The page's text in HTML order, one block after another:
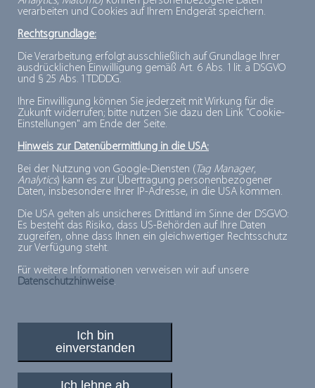
verarbeiten und Cookies auf Ihrem Endgerät speichern.
Rechtsgrundlage:
Die Verarbeitung erfolgt ausschließlich auf Grundlage Ihrer
ausdrücklichen Einwilligung gemäß Art. 6 Abs. 1 lit. a DSGVO
und § 25 Abs. 1 TDDDG.
Ihre Einwilligung können Sie jederzeit mit Wirkung für die
Zukunft widerrufen; bitte nutzen Sie dazu den Link "Cookie-
Einstellungen" am Ende der Seite.
Hinweis zur Datenübermittlung in die USA:
Bei der Nutzung von Google-Diensten (Tag Manager,
Analytics) kann es zur Übertragung personenbezogener
Daten, insbesondere Ihrer IP-Adresse, in die USA kommen.
Die USA gelten als unsicheres Drittland im Sinne der DSGVO:
Es besteht das Risiko, dass US-Behörden auf Ihre Daten
zugreifen, ohne dass Ihnen ein gleichwertiger Rechtsschutz
zur Verfügung steht.
Für weitere Informationen verweisen wir auf unsere
Datenschutzhinweise.
Ich bin
einverstanden
Ich lehne ab
DNV – BUSINESS ASSURANCE
GERMANY
DR. AUGUST OETKER
NAHRUNGSMITTEL KG
DR. SCHÄR DEUTSCHLAND GMBH
PLUSPUNKTE FÜR MINUSGRADE
© 2026, Deutsches Tiefkühlinstitut e.V.